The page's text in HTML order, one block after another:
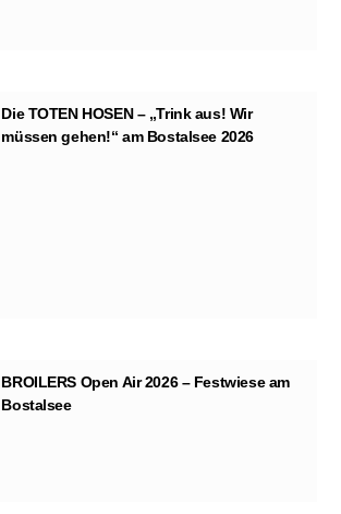
Die TOTEN HOSEN – „Trink aus! Wir
müssen gehen!“ am Bostalsee 2026
BROILERS Open Air 2026 – Festwiese am
Bostalsee